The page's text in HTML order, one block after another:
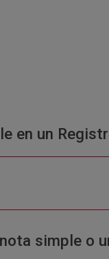
en un
simple o